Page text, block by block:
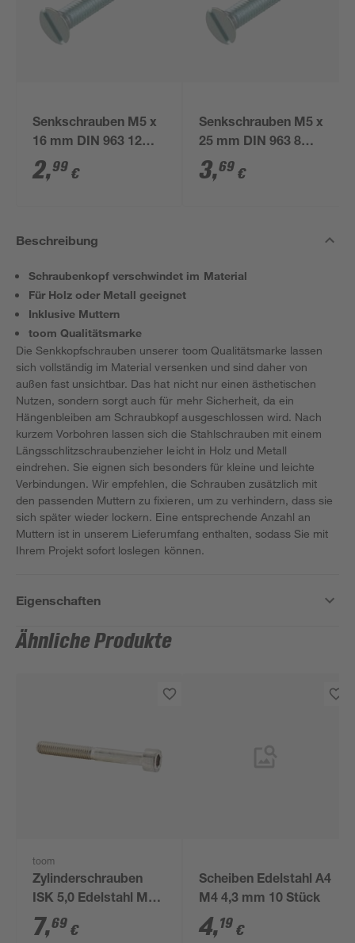
Senkschrauben M5 x
16 mm DIN 963 12
Stück
2,99 €
Senkschrauben M5 x
25 mm DIN 963 8
Stück
3,69 €
Beschreibung
Schraubenkopf verschwindet im Material
Für Holz oder Metall geeignet
Inklusive Muttern
toom Qualitätsmarke
Die Senkkopfschrauben unserer toom Qualitätsmarke lassen
sich vollständig im Material versenken und sind daher von
außen fast unsichtbar. Das hat nicht nur einen ästhetischen
Nutzen, sondern sorgt auch für mehr Sicherheit, da ein
Hängenbleiben am Schraubkopf ausgeschlossen wird. Nach
kurzem Vorbohren lassen sich die Stahlschrauben mit einem
Längsschlitzschraubenzieher leicht in Holz und Metall
eindrehen. Sie eignen sich besonders für kleine und leichte
Verbindungen. Wir empfehlen, die Schrauben zusätzlich mit
den passenden Muttern zu fixieren, um zu verhindern, dass sie
sich später wieder lockern. Eine entsprechende Anzahl an
Muttern ist in unserem Lieferumfang enthalten, sodass Sie mit
Ihrem Projekt sofort loslegen können.
Eigenschaften
Ähnliche Produkte
toom
Zylinderschrauben
ISK 5,0 Edelstahl M6
x 50 mm 4 Stück
7,69 €
Scheiben Edelstahl A4
M4 4,3 mm 10 Stück
4,19 €